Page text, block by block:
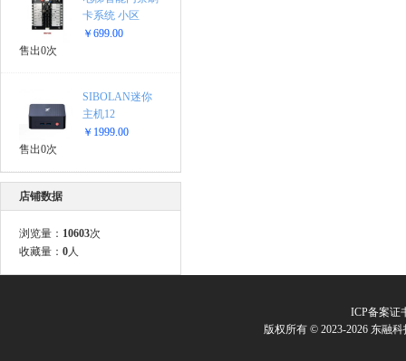
卡系统 小区
￥699.00
售出0次
SIBOLAN迷你
主机12
￥1999.00
售出0次
店铺数据
浏览量： 10603次
收藏量： 0人
ICP备案证
版权所有 © 2023-2026 东融